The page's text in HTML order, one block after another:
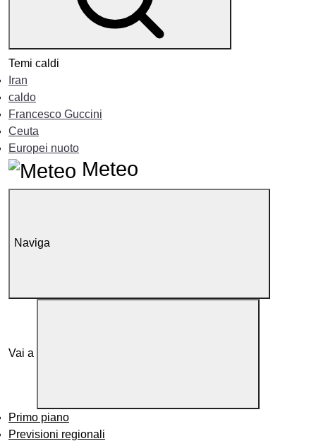
Temi caldi
Iran
caldo
Francesco Guccini
Ceuta
Europei nuoto
Meteo
Naviga
Vai a
Primo piano
Previsioni regionali